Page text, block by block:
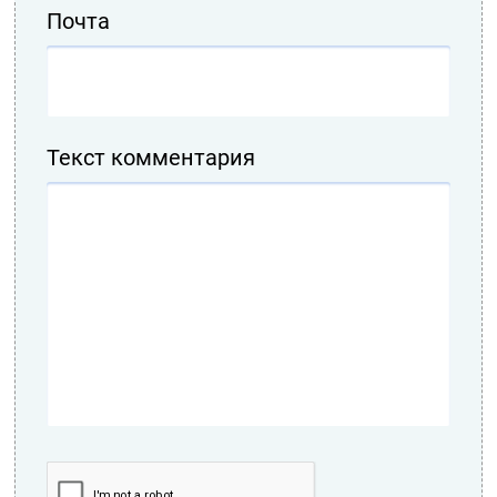
Почта
Текст комментария